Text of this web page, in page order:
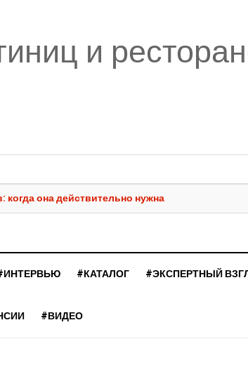
и
когда она действительно нужна
#КАТАЛОГ #ЭКСПЕРТНЫЙ
#ВИДЕО